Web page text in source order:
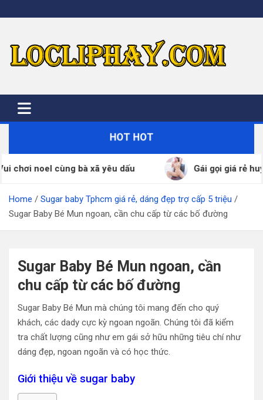
to
HOT HOT
noel cùng bà xã yêu dấu Gái gọi giá rẻ huyện
Home
Sugar baby Tphcm giá rẻ, dáng đẹp trợ cấp 5 triệu
Sugar Baby Bé Mun ngoan, cần chu cấp từ các bố đường
Sugar Baby Bé Mun ngoan, cần
chu cấp từ các bố đường
Sugar Baby Bé Mun mà chúng tôi mang đến cho quý
khách, các dady cực kỳ ngoan ngoãn. Chúng tôi đã kiểm
tra chất lượng cũng như em gái sở hữu những tiêu chí như
dáng đẹp, ngoan ngoãn và có học thức.
Giới thiệu về sugar baby